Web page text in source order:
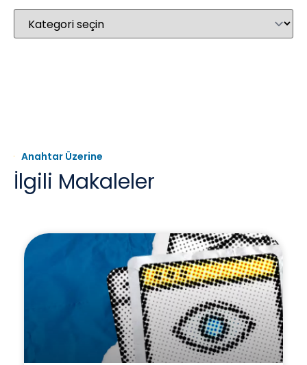
Anahtar Üzerine
İlgili Makaleler